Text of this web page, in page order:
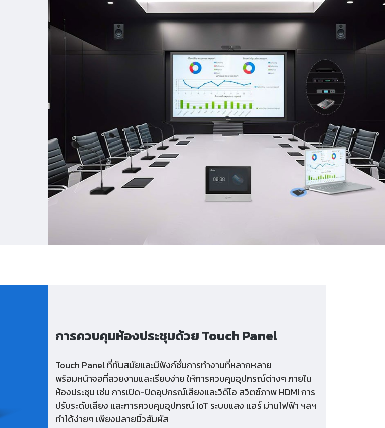
การควบคุมห้องประชุมด้วย Touch Panel
Touch Panel ที่ทันสมัยและมีฟังก์ชั่นการทำงานที่หลากหลาย
พร้อมหน้าจอที่สวยงามและเรียบง่าย ให้การควบคุมอุปกรณ์ต่างๆ ภายใน
ห้องประชุม เช่น การเปิด-ปิดอุปกรณ์เสียงและวิดีโอ สวิตช์ภาพ HDMI การ
ปรับระดับเสียง และการควบคุมอุปกรณ์ IoT ระบบแสง แอร์ ม่านไฟฟ้า ฯลฯ
ทำได้ง่ายๆ เพียงปลายนิ้วสัมผัส